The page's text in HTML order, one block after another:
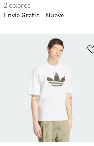
2 colores
Envío Gratis
Nuevo